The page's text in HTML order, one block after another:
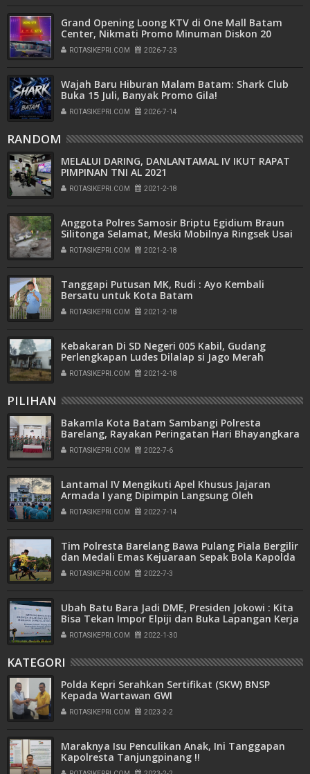
Grand Opening Loong KTV di One Mall Batam
Center, Nikmati Promo Minuman Diskon 20
Persen
ROTASIKEPRI.COM 2026-7-23
Wajah Baru Hiburan Malam Batam: Shark Club
Buka 15 Juli, Banyak Promo Gila!
ROTASIKEPRI.COM 2026-7-14
RANDOM
MELALUI DARING, DANLANTAMAL IV IKUT RAPAT
PIMPINAN TNI AL 2021
ROTASIKEPRI.COM 2021-2-18
Anggota Polres Samosir Briptu Egidium Braun
Silitonga Selamat, Meski Mobilnya Ringsek Usai
Terjun Kejurang di Pondok Bulu
ROTASIKEPRI.COM 2021-2-18
Tanggapi Putusan MK, Rudi : Ayo Kembali
Bersatu untuk Kota Batam
ROTASIKEPRI.COM 2021-2-18
Kebakaran Di SD Negeri 005 Kabil, Gudang
Perlengkapan Ludes Dilalap si Jago Merah
ROTASIKEPRI.COM 2021-2-18
PILIHAN
Bakamla Kota Batam Sambangi Polresta
Barelang, Rayakan Peringatan Hari Bhayangkara
ke-76
ROTASIKEPRI.COM 2022-7-6
Lantamal IV Mengikuti Apel Khusus Jajaran
Armada I yang Dipimpin Langsung Oleh
Pangkoarmada I
ROTASIKEPRI.COM 2022-7-14
Tim Polresta Barelang Bawa Pulang Piala Bergilir
dan Medali Emas Kejuaraan Sepak Bola Kapolda
Kepri Cup Tahun 2022
ROTASIKEPRI.COM 2022-7-3
Ubah Batu Bara Jadi DME, Presiden Jokowi : Kita
Bisa Tekan Impor Elpiji dan Buka Lapangan Kerja
ROTASIKEPRI.COM 2022-1-30
KATEGORI
Polda Kepri Serahkan Sertifikat (SKW) BNSP
Kepada Wartawan GWI
ROTASIKEPRI.COM 2023-2-2
Maraknya Isu Penculikan Anak, Ini Tanggapan
Kapolresta Tanjungpinang !!